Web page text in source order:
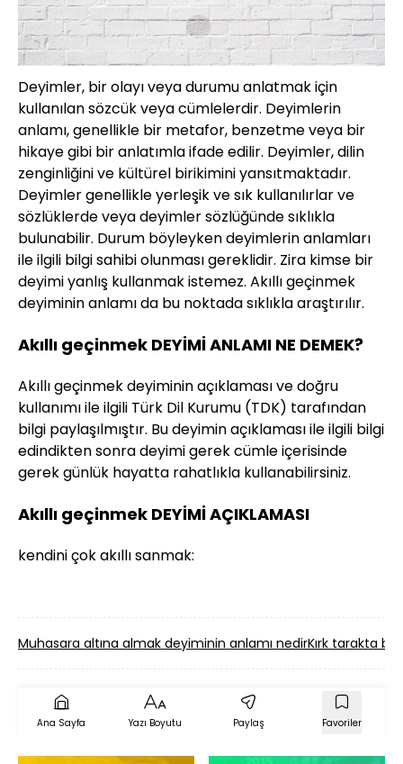
Deyimler, bir olayı veya durumu anlatmak için
kullanılan sözcük veya cümlelerdir. Deyimlerin
anlamı, genellikle bir metafor, benzetme veya bir
hikaye gibi bir anlatımla ifade edilir. Deyimler, dilin
zenginliğini ve kültürel birikimini yansıtmaktadır.
Deyimler genellikle yerleşik ve sık kullanılırlar ve
sözlüklerde veya deyimler sözlüğünde sıklıkla
bulunabilir. Durum böyleyken deyimlerin anlamları
ile ilgili bilgi sahibi olunması gereklidir. Zira kimse bir
deyimi yanlış kullanmak istemez. Akıllı geçinmek
deyiminin anlamı da bu noktada sıklıkla araştırılır.
Akıllı geçinmek DEYİMİ ANLAMI NE DEMEK?
Akıllı geçinmek deyiminin açıklaması ve doğru
kullanımı ile ilgili Türk Dil Kurumu (TDK) tarafından
bilgi paylaşılmıştır. Bu deyimin açıklaması ile ilgili bilgi
edindikten sonra deyimi gerek cümle içerisinde
gerek günlük hayatta rahatlıkla kullanabilirsiniz.
Akıllı geçinmek DEYİMİ AÇIKLAMASI
kendini çok akıllı sanmak:
Muhasara altına almak deyiminin anlamı nedirKırk tarakta
Ana Sayfa Yazı Boyutu Paylaş Favoriler